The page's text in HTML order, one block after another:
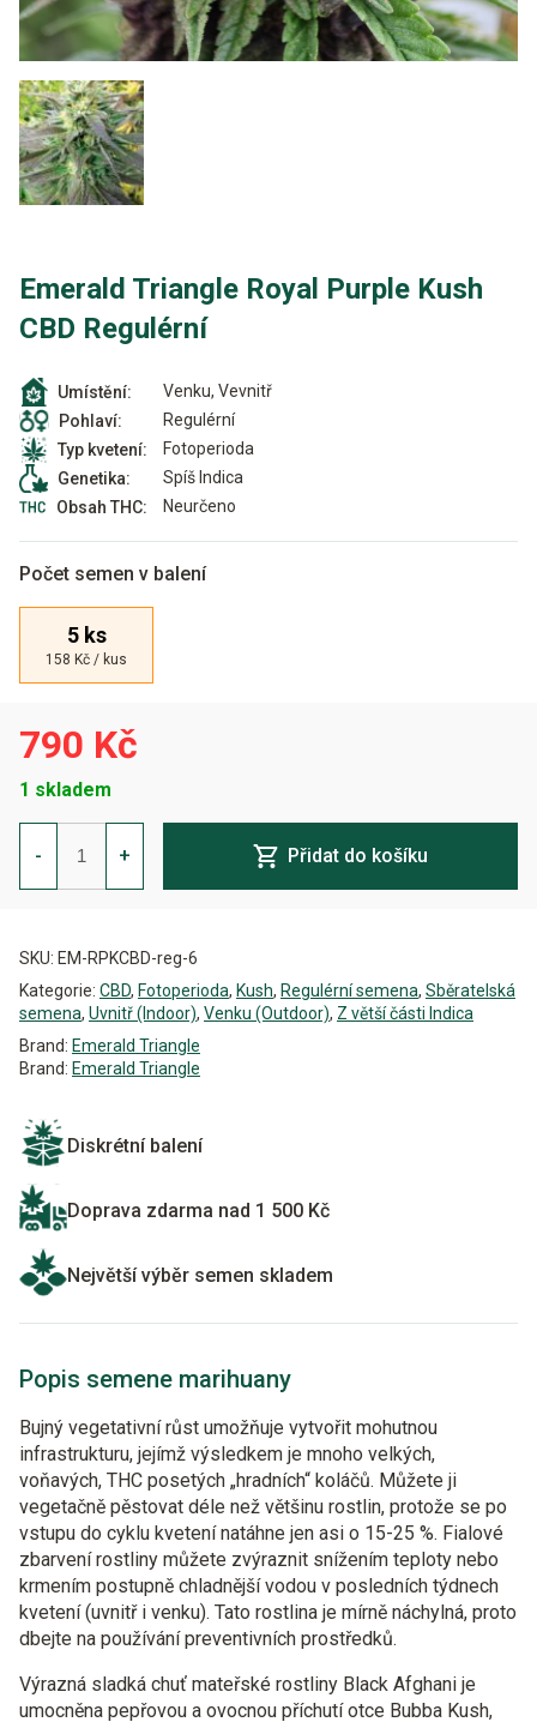
Emerald Triangle Royal Purple Kush
CBD Regulérní
Umístění:
Venku, Vevnitř
Pohlaví:
Regulérní
Typ kvetení:
Fotoperioda
Genetika:
Spíš Indica
Obsah THC:
Neurčeno
Počet semen v balení
5 ks
158 Kč / kus
790 Kč
1 skladem
-
Royal
Purple
Kush
CBD
+ Přidat do košíku
SKU: EM-RPKCBD-reg-6
Kategorie: CBD, Fotoperioda, Kush, Regulérní semena, Sběratelská
semena, Uvnitř (Indoor), Venku (Outdoor), Z větší části Indica
Brand: Emerald Triangle
Brand: Emerald Triangle
Diskrétní balení
Doprava zdarma nad 1 500 Kč
Největší výběr semen skladem
Popis semene marihuany
Bujný vegetativní růst umožňuje vytvořit mohutnou
infrastrukturu, jejímž výsledkem je mnoho velkých,
voňavých, THC posetých „hradních“ koláčů. Můžete ji
vegetačně pěstovat déle než většinu rostlin, protože se po
vstupu do cyklu kvetení natáhne jen asi o 15-25 %. Fialové
zbarvení rostliny můžete zvýraznit snížením teploty nebo
krmením postupně chladnější vodou v posledních týdnech
kvetení (uvnitř i venku). Tato rostlina je mírně náchylná, proto
dbejte na používání preventivních prostředků.
Výrazná sladká chuť mateřské rostliny Black Afghani je
umocněna pepřovou a ovocnou příchutí otce Bubba Kush,